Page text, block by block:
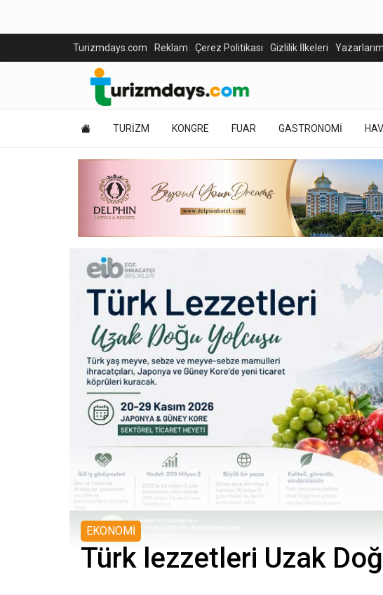
Turizmdays.com Reklam Çerez Politikası Gizlilik İlkeleri
TURİZM KONGRE FUAR GASTRONOMİ
EKONOMİ
Türk lezzetleri Uzak